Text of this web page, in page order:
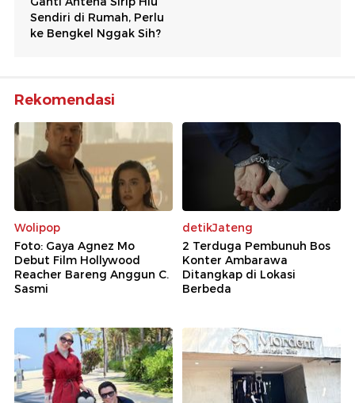
Rekomendasi
Wolipop
Foto: Gaya Agnez Mo
Debut Film Hollywood
Reacher Bareng Anggun C.
Sasmi
detikJateng
2 Terduga Pembunuh Bos
Konter Ambarawa
Ditangkap di Lokasi
Berbeda